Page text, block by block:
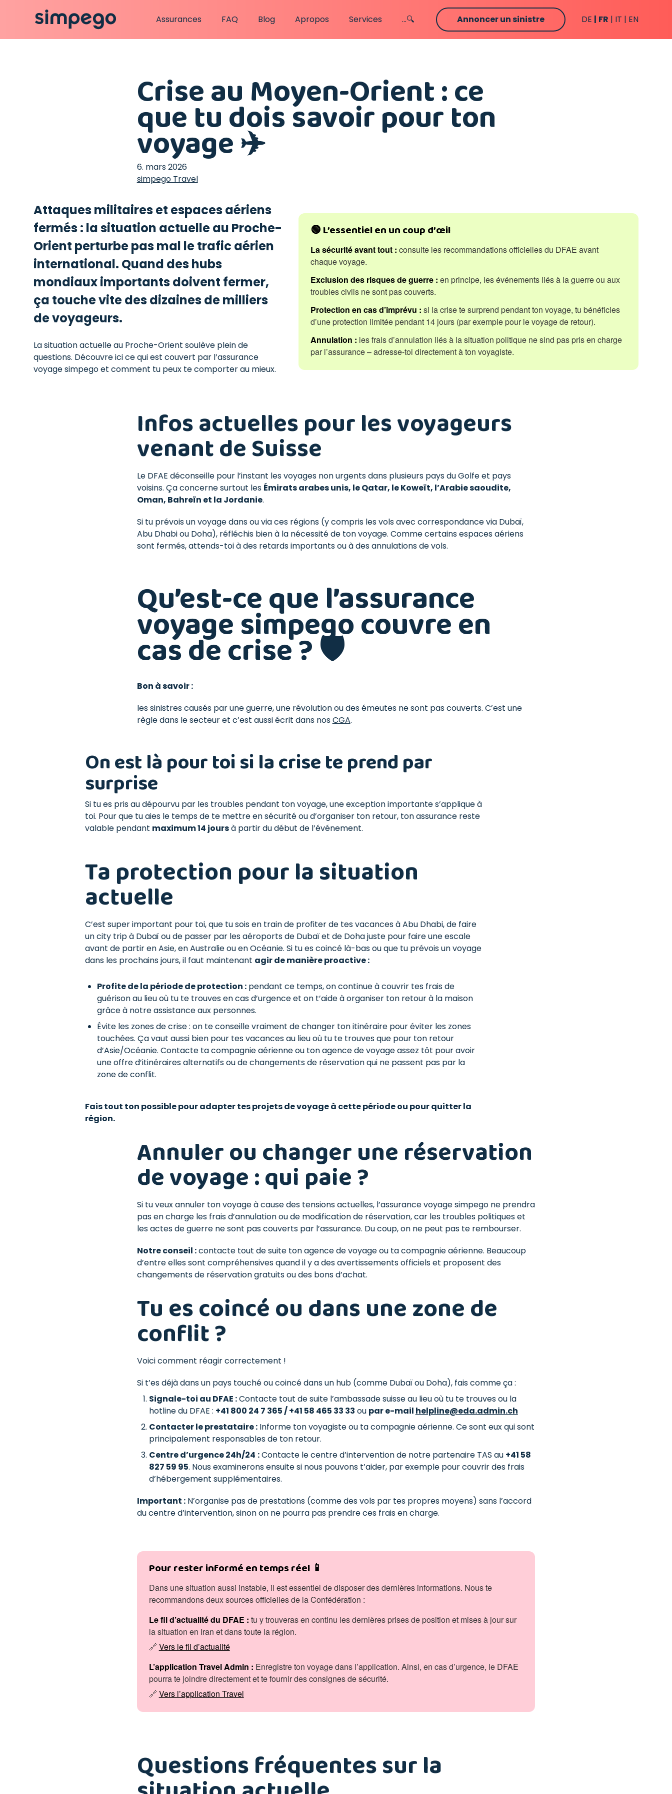
Assurances FAQ Blog Apropos Services ...🔍 Annoncer un sinistre DE FR IT EN
Crise au Moyen-Orient : ce
que tu dois savoir pour ton
voyage ✈️
6. mars 2026
simpego Travel
Attaques militaires et espaces aériens
fermés : la situation actuelle au Proche-
Orient perturbe pas mal le trafic aérien
international. Quand des hubs
mondiaux importants doivent fermer,
ça touche vite des dizaines de milliers
de voyageurs.
La situation actuelle au Proche-Orient soulève plein de
questions. Découvre ici ce qui est couvert par l’assurance
voyage simpego et comment tu peux te comporter au mieux.
🟢 L’essentiel en un coup d’œil
La sécurité avant tout : consulte les recommandations officielles du DFAE avant
chaque voyage.
Exclusion des risques de guerre : en principe, les événements liés à la guerre ou aux
troubles civils ne sont pas couverts.
Protection en cas d’imprévu : si la crise te surprend pendant ton voyage, tu bénéficies
d’une protection limitée pendant 14 jours (par exemple pour le voyage de retour).
Annulation : les frais d’annulation liés à la situation politique ne sind pas pris en charge
par l’assurance – adresse-toi directement à ton voyagiste.
Infos actuelles pour les voyageurs
venant de Suisse
Le DFAE déconseille pour l’instant les voyages non urgents dans plusieurs pays du Golfe et pays
voisins. Ça concerne surtout les Émirats arabes unis, le Qatar, le Koweït, l’Arabie saoudite,
Oman, Bahreïn et la Jordanie.
Si tu prévois un voyage dans ou via ces régions (y compris les vols avec correspondance via Dubaï,
Abu Dhabi ou Doha), réfléchis bien à la nécessité de ton voyage. Comme certains espaces aériens
sont fermés, attends-toi à des retards importants ou à des annulations de vols.
Qu’est-ce que l’assurance
voyage simpego couvre en
cas de crise ? 🛡️
Bon à savoir :
les sinistres causés par une guerre, une révolution ou des émeutes ne sont pas couverts. C’est une
règle dans le secteur et c’est aussi écrit dans nosCGA.
On est là pour toi si la crise te prend par
surprise
Si tu es pris au dépourvu par les troubles pendant ton voyage, une exception importante s’applique à
toi. Pour que tu aies le temps de te mettre en sécurité ou d’organiser ton retour, ton assurance reste
valable pendant maximum 14 joursà partir du début de l’événement.
Ta protection pour la situation
actuelle
C’est super important pour toi, que tu sois en train de profiter de tes vacances à Abu Dhabi, de faire
un city trip à Dubaï ou de passer par les aéroports de Dubaï et de Doha juste pour faire une escale
avant de partir en Asie, en Australie ou en Océanie. Si tu es coincé là-bas ou que tu prévois un voyage
dans les prochains jours, il faut maintenant agir de manière proactive :
Profite de la période de protection : pendant ce temps, on continue à couvrir tes frais de
guérison au lieu où tu te trouves en cas d’urgence et on t’aide à organiser ton retour à la maison
grâce à notre assistance aux personnes.
Évite les zones de crise : on te conseille vraiment de changer ton itinéraire pour éviter les zones
touchées. Ça vaut aussi bien pour tes vacances au lieu où tu te trouves que pour ton retour
d’Asie/Océanie. Contacte ta compagnie aérienne ou ton agence de voyage assez tôt pour avoir
une offre d’itinéraires alternatifs ou de changements de réservation qui ne passent pas par la
zone de conflit.
Fais tout ton possible pour adapter tes projets de voyage à cette période ou pour quitter la
région.
Annuler ou changer une réservation
de voyage : qui paie ?
Si tu veux annuler ton voyage à cause des tensions actuelles, l’assurance voyage simpego ne prendra
pas en charge les frais d’annulation ou de modification de réservation, car les troubles politiques et
les actes de guerre ne sont pas couverts par l’assurance. Du coup, on ne peut pas te rembourser.
Notre conseil :contacte tout de suite ton agence de voyage ou ta compagnie aérienne. Beaucoup
d’entre elles sont compréhensives quand il y a des avertissements officiels et proposent des
changements de réservation gratuits ou des bons d’achat.
Tu es coincé ou dans une zone de
conflit ?
Voici comment réagir correctement !
Si t’es déjà dans un pays touché ou coincé dans un hub (comme Dubaï ou Doha), fais comme ça :
Signale-toi au DFAE :Contacte tout de suite l’ambassade suisse au lieu où tu te trouves ou la
hotline du DFAE : +41 800 24 7 365 / +41 58 465 33 33 ou par e-mail helpline@eda.admin.ch
Contacter le prestataire :Informe ton voyagiste ou ta compagnie aérienne. Ce sont eux qui sont
principalement responsables de ton retour.
Centre d’urgence 24h/24 :Contacte le centre d’intervention de notre partenaire TAS au +41 58
827 59 95. Nous examinerons ensuite si nous pouvons t’aider, par exemple pour couvrir des frais
d’hébergement supplémentaires.
Important :N’organise pas de prestations (comme des vols par tes propres moyens) sans l’accord
du centre d’intervention, sinon on ne pourra pas prendre ces frais en charge.
Pour rester informé en temps réel 📱
Dans une situation aussi instable, il est essentiel de disposer des dernières informations. Nous te
recommandons deux sources officielles de la Confédération :
Le fil d’actualité du DFAE : tu y trouveras en continu les dernières prises de position et mises à jour sur
la situation en Iran et dans toute la région.
🔗 Vers le fil d’actualité
L’application Travel Admin : Enregistre ton voyage dans l’application. Ainsi, en cas d’urgence, le DFAE
pourra te joindre directement et te fournir des consignes de sécurité.
🔗 Vers l’application Travel
Questions fréquentes sur la